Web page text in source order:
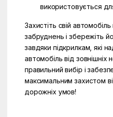
використовується
Захистіть свій
забруднень і збережіть
завдяки підкрилкам, які
автомобіль від зовнішніх
правильний вибір і
максимальним захистом
дорожніх умов!